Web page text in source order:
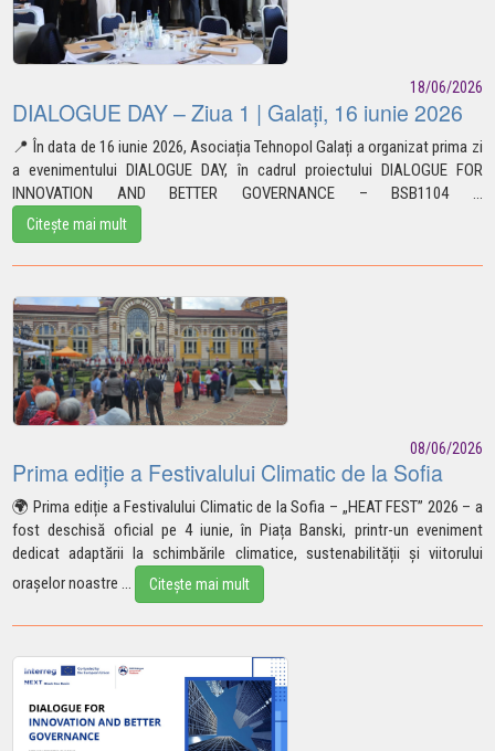
18/06/2026
DIALOGUE DAY – Ziua 1 | Galați, 16 iunie 2026
📍 În data de 16 iunie 2026, Asociația Tehnopol Galați a organizat prima zi
a evenimentului DIALOGUE DAY, în cadrul proiectului DIALOGUE FOR
INNOVATION AND BETTER GOVERNANCE –BSB1104...
Citește mai mult
08/06/2026
Prima ediție a Festivalului Climatic de la Sofia
🌍 Prima ediție a Festivalului Climatic de la Sofia – „HEAT FEST” 2026 – a
fost deschisă oficial pe 4 iunie, în Piața Banski, printr-un eveniment
dedicat adaptării la schimbările climatice, sustenabilității și viitorului
orașelornoastre ... Citește mai mult